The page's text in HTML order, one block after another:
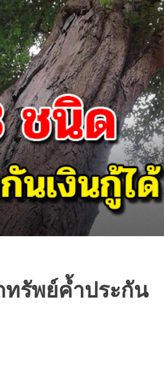
รัพย์ค้ำประกัน